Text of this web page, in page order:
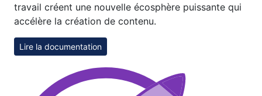
travail créent une nouvelle écosphère puissante qui
accélère la création de contenu.
Lire la documentation